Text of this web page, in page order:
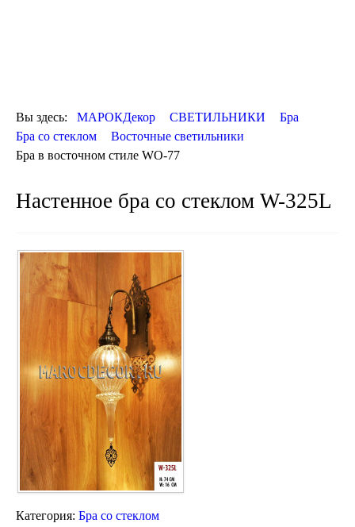
Люстры из мозаики
Люстры со стеклом
Марокканские
Марокканские светильники
Бра из мозаики
Бра со стеклом
Настольные лампы
Марокканские
ПОСУДА
Вы здесь: МАРОКДекор СВЕТИЛЬНИКИ
Бра
Бра со стеклом
Восточные светильники
Бра в восточном стиле WO-77
Настенное бра со стеклом W-325L
Категория: Бра со стеклом